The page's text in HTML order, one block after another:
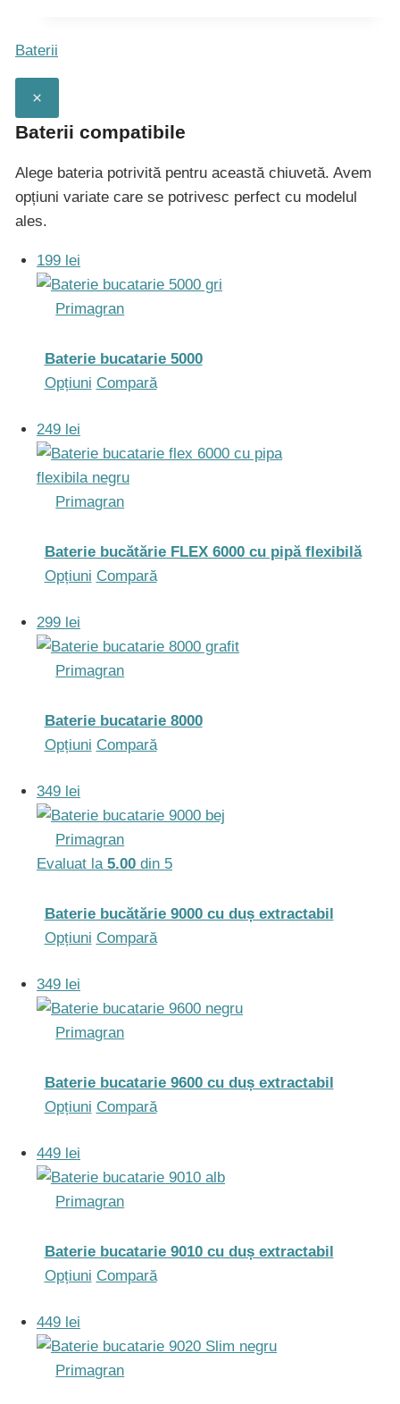
Baterii
×
Baterii compatibile
Alege bateria potrivită pentru această chiuvetă. Avem
opțiuni variate care se potrivesc perfect cu modelul
ales.
199 lei
Primagran
Baterie bucatarie 5000
Opțiuni Acest
mai
multe
variații.
pot
fi
pagina
produsului.
Compară
249 lei
Primagran
Baterie bucătărie FLEX 6000 cu pipă flexibilă
Opțiuni Acest
mai
multe
Opțiunile
pot
în
pagina
produsului.
Compară
299 lei
Primagran
Baterie bucatarie 8000
Opțiuni Acest
mai
multe
variații.
pot
fi
pagina
produsului.
Compară
349 lei
Primagran
Evaluat la 5.00 din 5
Baterie bucătărie 9000 cu duș extractabil
Opțiuni Acest
mai
multe
Opțiunile
pot
în
pagina
Compară
349 lei
Primagran
Baterie bucatarie 9600 cu duș extractabil
Opțiuni Acest
mai
multe
Opțiunile
pot
în
pagina
Compară
449 lei
Primagran
Baterie bucatarie 9010 cu duș extractabil
Opțiuni Acest
mai
multe
Compară
449 lei
Primagran